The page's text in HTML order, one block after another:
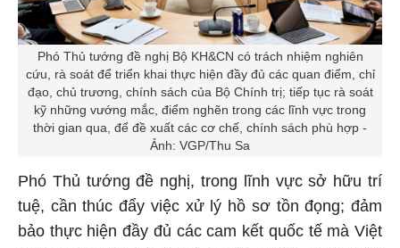
Phó Thủ tướng đề nghị Bộ KH&CN có trách nhiệm nghiên
cứu, rà soát để triển khai thực hiện đầy đủ các quan điểm, chỉ
đạo, chủ trương, chính sách của Bộ Chính trị; tiếp tục rà soát
kỹ những vướng mắc, điểm nghẽn trong các lĩnh vực trong
thời gian qua, để đề xuất các cơ chế, chính sách phù hợp -
Ảnh: VGP/Thu Sa
Phó Thủ tướng đề nghị, trong lĩnh vực sở hữu trí
tuệ, cần thúc đẩy việc xử lý hồ sơ tồn đọng; đảm
bảo thực hiện đầy đủ các cam kết quốc tế mà Việt